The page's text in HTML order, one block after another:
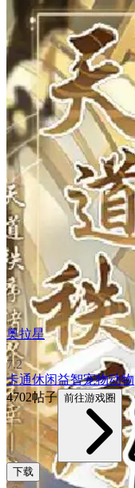
奥拉星
7.2
卡通休闲益智宠物动物
4702帖子 前往游戏圈
下载